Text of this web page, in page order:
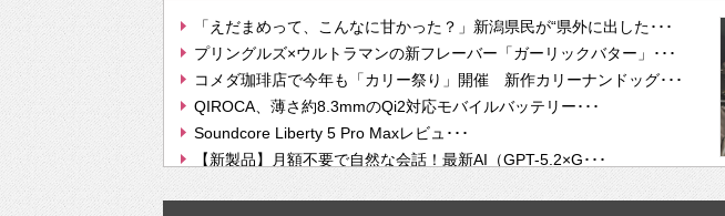
「えだまめって、こんなに甘かった？」新潟県民が“県外に出した･･･
プリングルズ×ウルトラマンの新フレーバー「ガーリックバター」･･･
コメダ珈琲店で今年も「カリー祭り」開催 新作カリーナンドッグ･･･
QIROCA、薄さ約8.3mmのQi2対応モバイルバッテリー･･･
Soundcore Liberty 5 Pro Maxレビュ･･･
【新製品】月額不要で自然な会話！最新AI（GPT-5.2×G･･･
【次世代の没入感と生産性】VITURE Luma Ultra･･･